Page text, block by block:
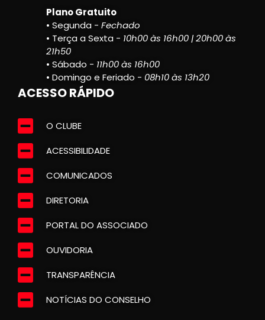
Plano Gratuito
• Segunda - Fechado
• Terça a Sexta - 10h00 às 16h00 | 20h00 às
21h50
• Sábado - 11h00 às 16h00
• Domingo e Feriado - 08h10 às 13h20
ACESSO RÁPIDO
O CLUBE
ACESSIBILIDADE
COMUNICADOS
DIRETORIA
PORTAL DO ASSOCIADO
OUVIDORIA
TRANSPARÊNCIA
NOTÍCIAS DO CONSELHO